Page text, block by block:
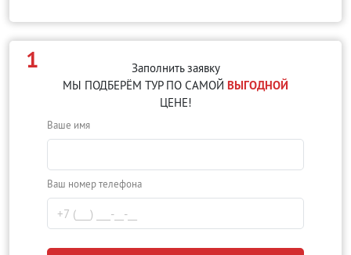
1
Заполнить заявку
МЫ ПОДБЕРЁМ ТУР ПО САМОЙ ВЫГОДНОЙ
ЦЕНЕ!
Ваше имя
Ваш номер телефона